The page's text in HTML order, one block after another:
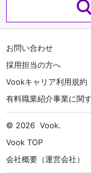
お問い合わせ
採用担当の方へ
Vookキャリア利用規約
有料職業紹介事業に関
© 2026 Vook.
Vook TOP
会社概要（運営会社）